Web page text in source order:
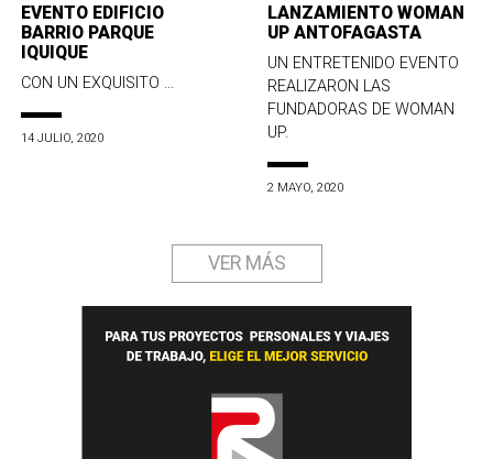
EVENTO EDIFICIO
BARRIO PARQUE
IQUIQUE
CON UN EXQUISITO ...
14 JULIO, 2020
LANZAMIENTO WOMAN
UP ANTOFAGASTA
UN ENTRETENIDO EVENTO
REALIZARON LAS
FUNDADORAS DE WOMAN
UP.
2 MAYO, 2020
VER MÁS